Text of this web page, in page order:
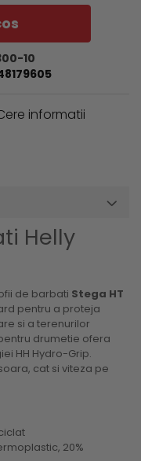
10
informatii
Helly
de barbati Stega HT
pentru a proteja
si a terenurilor
drumetie ofera
HH Hydro-Grip.
cat si viteza pe
20%